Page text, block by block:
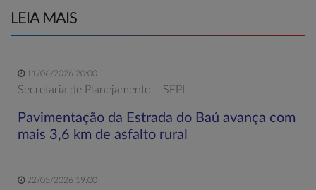
LEIA MAIS
11/06/2026 20:00
Secretaria de Planejamento – SEPL
Pavimentação da Estrada do Baú avança com
mais 3,6 km de asfalto rural
22/05/2026 19:00